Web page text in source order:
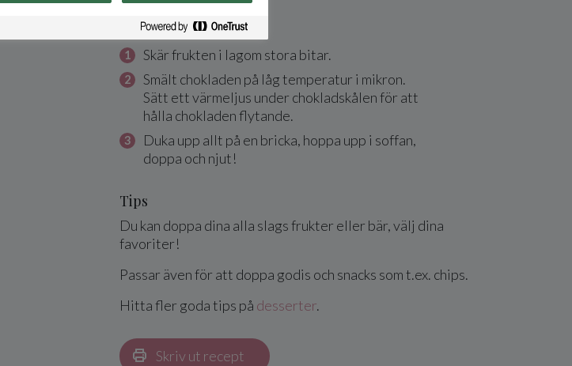
Så här gör du
Skär frukten i lagom stora bitar.
Smält chokladen på låg temperatur i mikron.
Sätt ett värmeljus under chokladskålen för att
hålla chokladen flytande.
Duka upp allt på en bricka, hoppa upp i soffan,
doppa och njut!
Tips
Du kan doppa dina alla slags frukter eller bär, välj dina
favoriter!
Passar även för att doppa godis och snacks som t.ex. chips.
Hitta fler goda tips på desserter.
Skriv ut recept